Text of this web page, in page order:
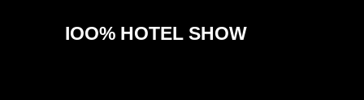
IOO% HOTEL SHOW